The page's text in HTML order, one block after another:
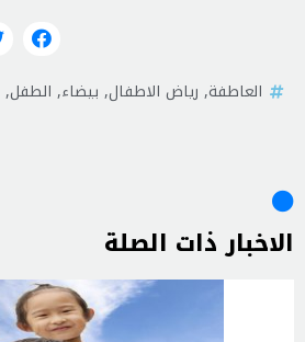
العاطفة, رياض الاطفال, بيضاء, الطفل,
الاخبار ذات الصلة